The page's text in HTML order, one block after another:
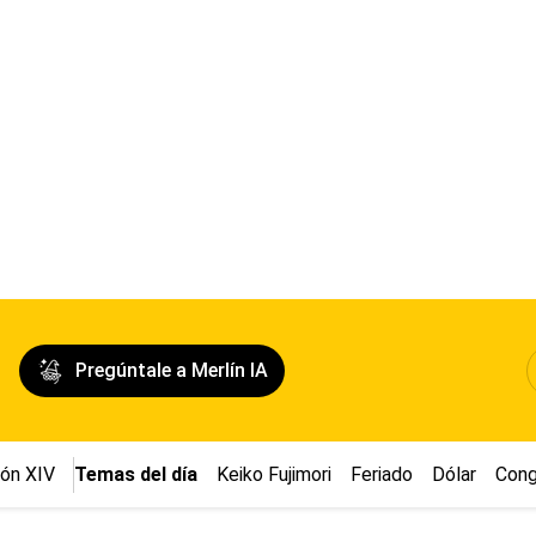
Pregúntale a Merlín IA
XIV Temas del día Keiko Fujimori Feriado Dólar